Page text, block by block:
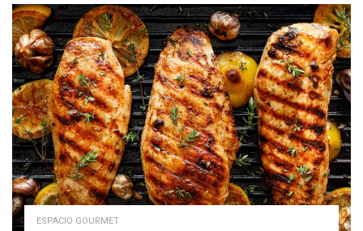
ESPACIO GOURMET